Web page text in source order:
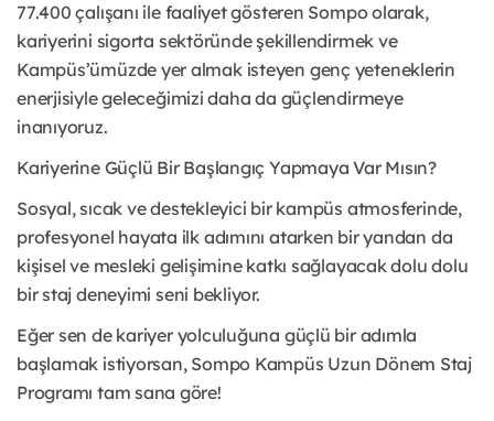
77.400 çalışanı ile faaliyet gösteren Sompo olarak,
kariyerini sigorta sektöründe şekillendirmek ve
Kampüs’ümüzde yer almak isteyen genç yeteneklerin
enerjisiyle geleceğimizi daha da güçlendirmeye
inanıyoruz.
Kariyerine Güçlü Bir Başlangıç Yapmaya Var Mısın?
Sosyal, sıcak ve destekleyici bir kampüs atmosferinde,
profesyonel hayata ilk adımını atarken bir yandan da
kişisel ve mesleki gelişimine katkı sağlayacak dolu dolu
bir staj deneyimi seni bekliyor.
Eğer sen de kariyer yolculuğuna güçlü bir adımla
başlamak istiyorsan, Sompo Kampüs Uzun Dönem Staj
Programı tam sana göre!